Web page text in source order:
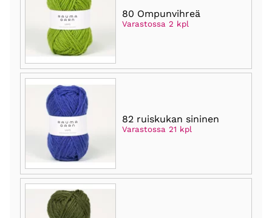
80 Ompunvihreä
Varastossa 2 kpl
82 ruiskukan sininen
Varastossa 21 kpl